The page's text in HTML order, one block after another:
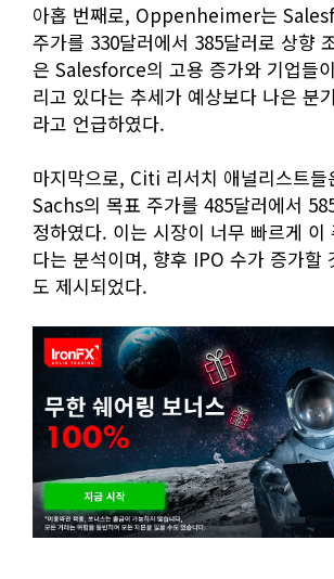
아홉 번째로, Oppenheimer는
주가를 330달러에서 385달러로 상향
은 Salesforce의 고용 증가와 기업들
리고 있다는 추세가 예상보다 나은 분
라고 언급하였다.
마지막으로, Citi 리서치 애널리스트
Sachs의 목표 주가를 485달러에서
정하였다. 이는 시장이 너무 빠르게 이
다는 분석이며, 향후 IPO 수가 증가할
도 제시되었다.